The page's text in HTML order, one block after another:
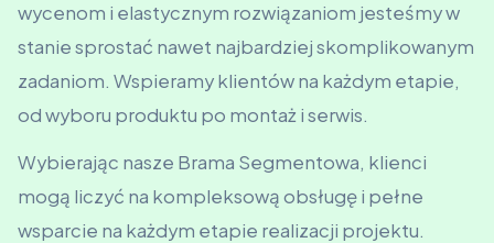
wycenom i elastycznym rozwiązaniom jesteśmy w
stanie sprostać nawet najbardziej skomplikowanym
zadaniom. Wspieramy klientów na każdym etapie,
od wyboru produktu po montaż i serwis.
Wybierając nasze Brama Segmentowa, klienci
mogą liczyć na kompleksową obsługę i pełne
wsparcie na każdym etapie realizacji projektu.